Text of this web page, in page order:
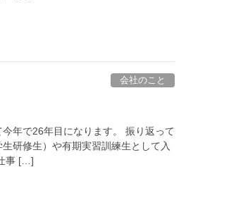
会社のこと
年で26年目になります。 振り返って
研修生）や有期実習訓練生として入
事 […]